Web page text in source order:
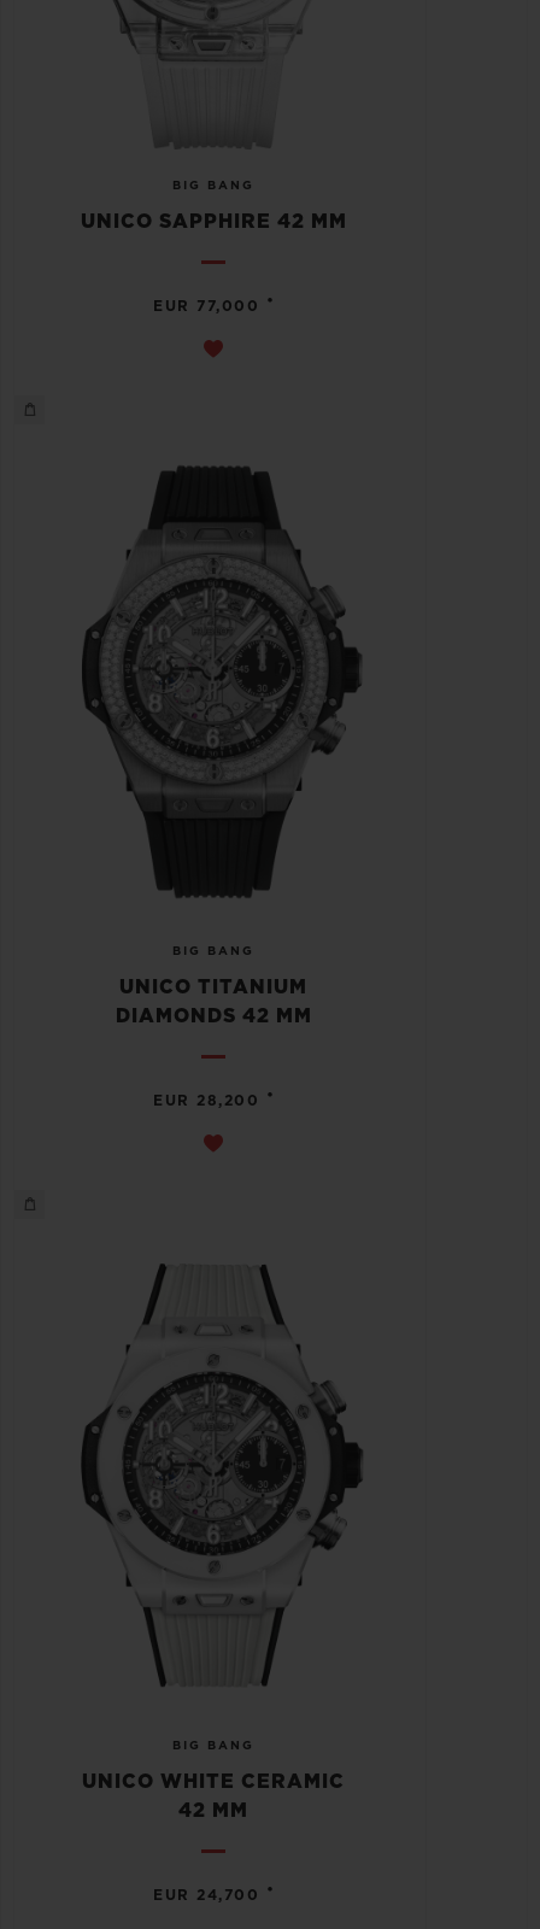
BIG BANG
UNICO SAPPHIRE 42 MM
EUR 77,000 •
BIG BANG
UNICO TITANIUM
DIAMONDS 42 MM
EUR 28,200 •
BIG BANG
UNICO WHITE CERAMIC
42 MM
EUR 24,700 •